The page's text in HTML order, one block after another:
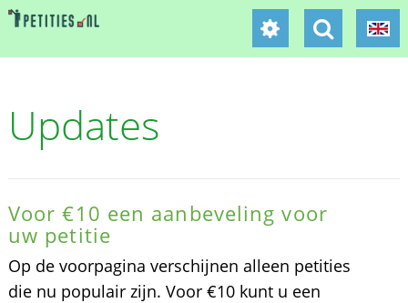
Updates
Voor €10 een aanbeveling voor
uw petitie
Op de voorpagina verschijnen alleen petities
die nu populair zijn. Voor €10 kunt u een